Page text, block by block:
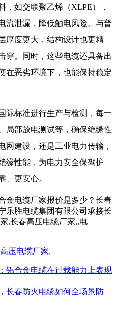
，如交联聚乙烯（XLPE），
流泄漏，降低触电风险。与普
厚度更大，结构设计也更精
穿。同时，这些电缆还具备出
在恶劣环境下，也能保持稳定
际标准进行生产与检测，每一
局部放电测试等，确保绝缘性
网建设，还是工业电力传输，
缘性能，为电力安全保驾护
、更安心。
金电缆厂家报价是多少？长春
乐胜电缆集团有限公司承接长
,长春高压电缆厂家,,电
高压电缆厂家,
铝合金电缆在过载能力上表现
长春防火电缆如何全场景防